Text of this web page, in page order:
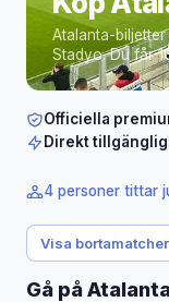
Atalanta-
Stadyo.Du får
garanterade
Stadium
Officiella
Direkt
4 personer tittar
Visa
Gå på